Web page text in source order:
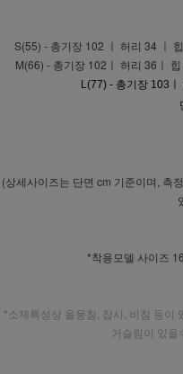
S(55) - 총기장 102 ㅣ 허리 34 ㅣ
M(66) - 총기장 102ㅣ 허리 36ㅣ
L(77) - 총기장 103ㅣ 허리 38
(상세사이즈는 단면 cm 기준이며, 측
*착용모델 사이즈
*소재특성상 올뭉침, 잡사, 비침 등이
거슬림이 있을